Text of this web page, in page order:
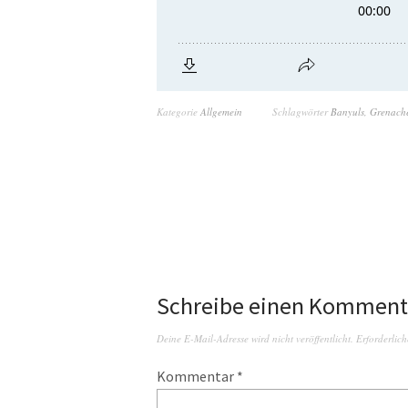
Kategorie Allgemein SchlagwörterBanyuls,
Schreibe einen
Deine E-Mail-Adresse wird nicht veröffentlicht.
Kommentar *